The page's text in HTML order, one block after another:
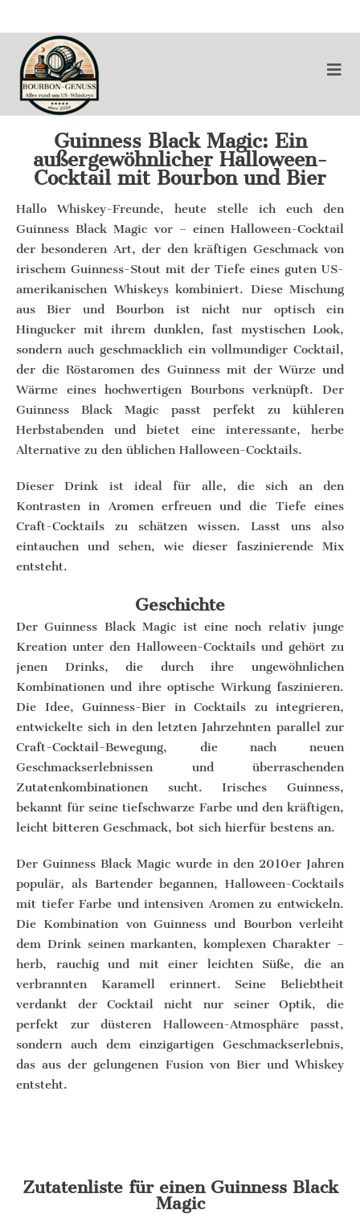
Guinness Black Magic: Ein
außergewöhnlicher Halloween-
Cocktail mit Bourbon und Bier
Hallo Whiskey-Freunde, heute stelle ich euch den
Guinness Black Magic vor – einen Halloween-Cocktail
der besonderen Art, der den kräftigen Geschmack von
irischem Guinness-Stout mit der Tiefe eines guten US-
amerikanischen Whiskeys kombiniert. Diese Mischung
aus Bier und Bourbon ist nicht nur optisch ein
Hingucker mit ihrem dunklen, fast mystischen Look,
sondern auch geschmacklich ein vollmundiger Cocktail,
der die Röstaromen des Guinness mit der Würze und
Wärme eines hochwertigen Bourbons verknüpft. Der
Guinness Black Magic passt perfekt zu kühleren
Herbstabenden und bietet eine interessante, herbe
Alternative zu den üblichen Halloween-Cocktails.
Dieser Drink ist ideal für alle, die sich an den
Kontrasten in Aromen erfreuen und die Tiefe eines
Craft-Cocktails zu schätzen wissen. Lasst uns also
eintauchen und sehen, wie dieser faszinierende Mix
entsteht.
Geschichte
Der Guinness Black Magic ist eine noch relativ junge
Kreation unter den Halloween-Cocktails und gehört zu
jenen Drinks, die durch ihre ungewöhnlichen
Kombinationen und ihre optische Wirkung faszinieren.
Die Idee, Guinness-Bier in Cocktails zu integrieren,
entwickelte sich in den letzten Jahrzehnten parallel zur
Craft-Cocktail-Bewegung, die nach neuen
Geschmackserlebnissen und überraschenden
Zutatenkombinationen sucht. Irisches Guinness,
bekannt für seine tiefschwarze Farbe und den kräftigen,
leicht bitteren Geschmack, bot sich hierfür bestens an.
Der Guinness Black Magic wurde in den 2010er Jahren
populär, als Bartender begannen, Halloween-Cocktails
mit tiefer Farbe und intensiven Aromen zu entwickeln.
Die Kombination von Guinness und Bourbon verleiht
dem Drink seinen markanten, komplexen Charakter –
herb, rauchig und mit einer leichten Süße, die an
verbrannten Karamell erinnert. Seine Beliebtheit
verdankt der Cocktail nicht nur seiner Optik, die
perfekt zur düsteren Halloween-Atmosphäre passt,
sondern auch dem einzigartigen Geschmackserlebnis,
das aus der gelungenen Fusion von Bier und Whiskey
entsteht.
Zutatenliste für einen Guinness Black
Magic